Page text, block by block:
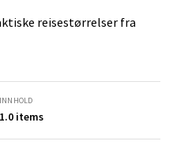
reisestørrelser fra
for litt ekstra plass.
70 ml og hårkuren
følger det med en
Light Treatment 25 ml.
med merkets
INNHOLD
1.0 items